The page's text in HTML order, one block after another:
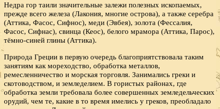
Недра гор таили значительные залежи полезных ископаемых,
прежде всего железа (Лакония, многие острова), а также серебра
(Аттика, Фасос, Сифнос), меди (Эвбея), золота (Фессалия,
Фасос, Сифнас), свинца (Кеос), белого мрамора (Аттика, Парос),
тёмно-синей глины (Аттика).
Природа Греции в первую очередь благоприятствовала таким
занятиям как мореходство, обработка металлов,
ремесленничество и морская торговля. Занимались греки и
скотоводством, и земледелием. В гористых районах, где
обработка земли требовала более совершенных земледельческих
орудий, чем те, какие в то время имелись у греков, преобладало